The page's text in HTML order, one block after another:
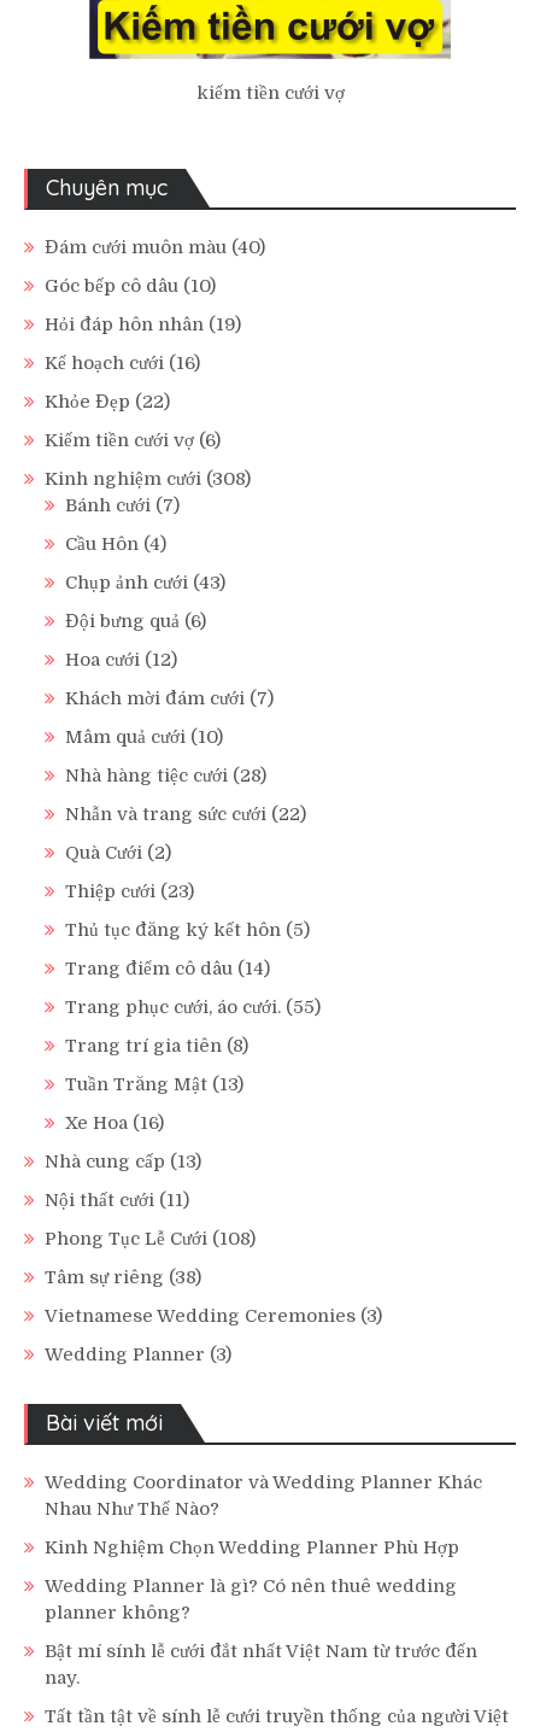
kiếm tiền cưới vợ
Chuyên mục
Đám cưới muôn màu (40)
Góc bếp cô dâu (10)
Hỏi đáp hôn nhân (19)
Kế hoạch cưới (16)
Khỏe Đẹp (22)
Kiếm tiền cưới vợ (6)
Kinh nghiệm cưới (308)
Bánh cưới (7)
Cầu Hôn (4)
Chụp ảnh cưới (43)
Đội bưng quả (6)
Hoa cưới (12)
Khách mời đám cưới (7)
Mâm quả cưới (10)
Nhà hàng tiệc cưới (28)
Nhẫn và trang sức cưới (22)
Quà Cưới (2)
Thiệp cưới (23)
Thủ tục đăng ký kết hôn (5)
Trang điểm cô dâu (14)
Trang phục cưới, áo cưới. (55)
Trang trí gia tiên (8)
Tuần Trăng Mật (13)
Xe Hoa (16)
Nhà cung cấp (13)
Nội thất cưới (11)
Phong Tục Lễ Cưới (108)
Tâm sự riêng (38)
Vietnamese Wedding Ceremonies (3)
Wedding Planner (3)
Bài viết mới
Wedding Coordinator và Wedding Planner Khác
Nhau Như Thế Nào?
Kinh Nghiệm Chọn Wedding Planner Phù Hợp
Wedding Planner là gì? Có nên thuê wedding
planner không?
Bật mí sính lễ cưới đắt nhất Việt Nam từ trước đến
nay.
Tất tần tật về sính lễ cưới truyền thống của người Việt